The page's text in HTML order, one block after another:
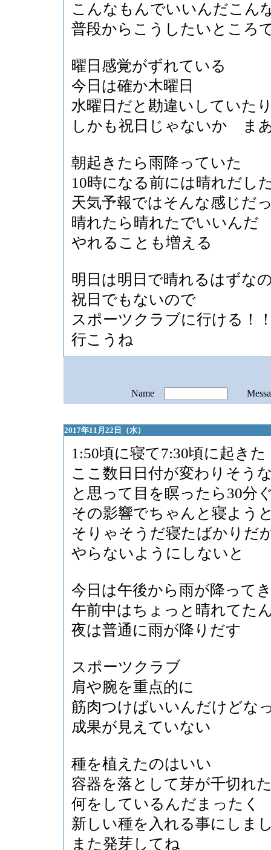
こんなもんでいいんだこん
普段からこうしたいところ
曜日感覚がずれている
今日は確か木曜日
水曜日だと勘違いしていた
しかも祝日じゃないか ま
朝起きたら雨降っていた
10時になる前には晴れだし
天気予報ではそんな感じだ
晴れたら晴れたでいいんだ
やれることも増える
明日は明日で晴れるはずな
祝日でもないので
スポーツクラブに行ける！
行こうね
Name
2017年11月22日（水）
1:50頃に寝て7:30頃に起きた
ここ数日日付が変わりそう
と思って目を瞑ったら30分
その影響でちゃんと寝よう
そりゃそうだ寝たばかりだ
やらないようにしないと
今日は午後から雨が降って
午前中はちょっと晴れてた
夜は普通に雨が降りだす
スポーツクラブ
肩や腕を重点的に
筋肉つけばいいんだけどな
成果が見えていない
種を植えたのはいい
容器を落として芽が千切れ
何をしているんだまったく
新しい種を入れる事にしま
また発芽してね